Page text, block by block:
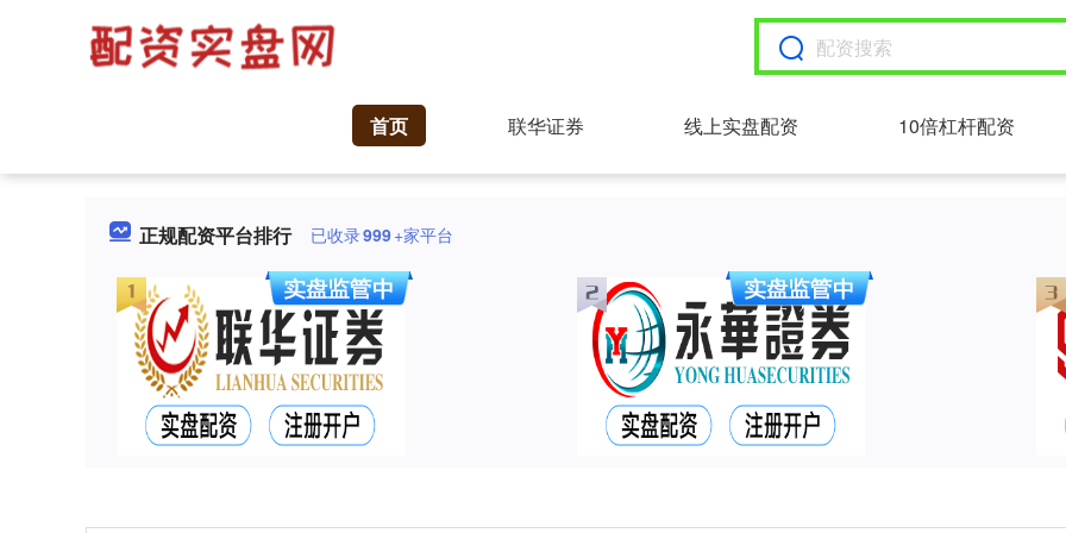
首页 联华证券 线上实盘配资 10倍杠杆配资
正规配资平台排行 已收录999+家平台